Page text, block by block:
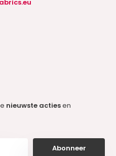
nieuwste actiesen
Abonneer